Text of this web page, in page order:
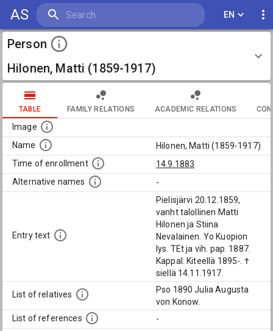
AS EN
Person
Hilonen, Matti (1859-1917)
TABLE FAMILY RELATIONS ACADEMIC RELATIONS
Image
Name
Hilonen, Matti (1859-1917)
Time of enrollment
14.9.1883
Alternative names
-
Entry text
Pielisjärvi 20.12.1859,
vanht talollinen Matti
Hilonen ja Stiina
Nevalainen. Yo Kuopion
lys. TEt ja vih. pap. 1887.
Kappal. Kiteellä 1895-. †
siellä 14.11.1917.
List of relatives
Pso 1890 Julia Augusta
von Konow.
List of references
-